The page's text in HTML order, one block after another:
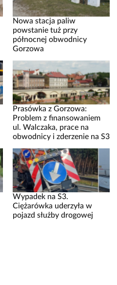
Nowa stacja paliw
powstanie tuż przy
północnej obwodnicy
Gorzowa
Prasówka z Gorzowa:
Problem z finansowaniem
ul. Walczaka, prace na
obwodnicy i zderzenie na S3
Wypadek na S3.
Ciężarówka uderzyła w
pojazd służby drogowej